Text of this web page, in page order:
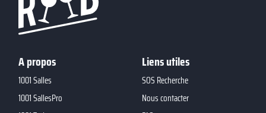
A propos
1001 Salles
1001 SallesPro
Liens utiles
SOS Recherche
Nous contacter